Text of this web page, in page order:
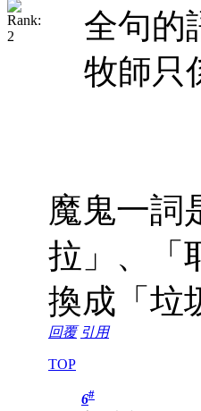
全句的
牧師只
魔鬼一詞
拉」、「
換成「垃
回覆 引用
TOP
6#